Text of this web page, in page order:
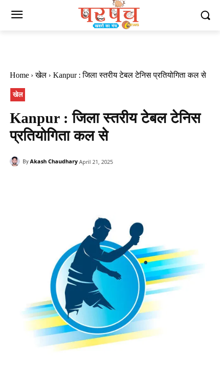
Home खेल Kanpur : जिला स्तरीय टेबल टेनिस प्रतियोगिता कल से
खेल
Kanpur : जिला स्तरीय टेबल टेनिस
प्रतियोगिता कल से
By Akash Chaudhary April 21, 2025